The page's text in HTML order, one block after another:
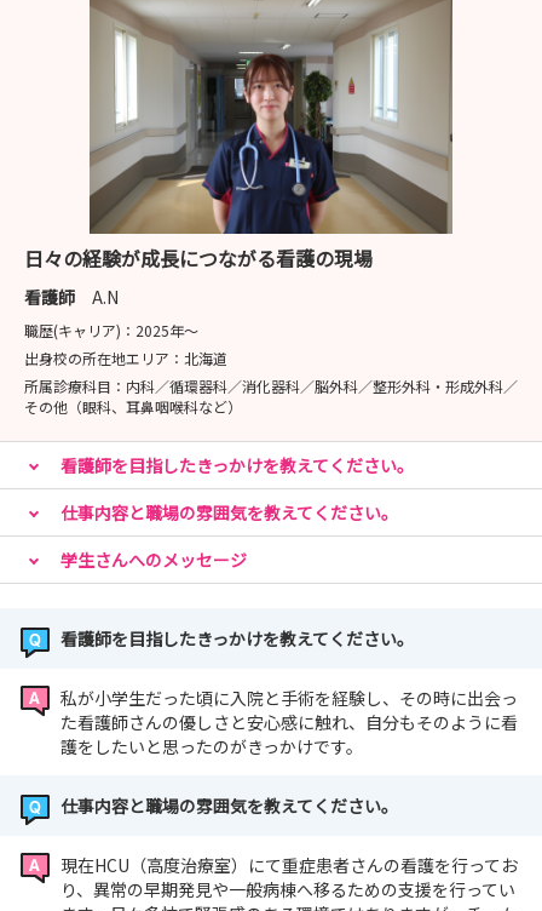
★病院見学会のご案内★
下記の日程で病院見学会を開催します！
一緒に看護実践を体感しましょう★
～開催日程～
・2026年7月28日（火）10：00～12：30
※申込締切：7月14日（火）まで
日々の経験が成長につながる看護の現場
看護師 A.N
職歴(キャリア)： 2025年〜
出身校の所在地エリア： 北海道
所属診療科目： 内科／循環器科／消化器科／脳外科／整形外科・形成外科／
その他（眼科、耳鼻咽喉科など）
看護師を目指したきっかけを教えてください。
仕事内容と職場の雰囲気を教えてください。
学生さんへのメッセージ
看護師を目指したきっかけを教えてください。
私が小学生だった頃に入院と手術を経験し、その時に出会っ
た看護師さんの優しさと安心感に触れ、自分もそのように看
護をしたいと思ったのがきっかけです。
仕事内容と職場の雰囲気を教えてください。
現在HCU（高度治療室）にて重症患者さんの看護を行ってお
り、異常の早期発見や一般病棟へ移るための支援を行ってい